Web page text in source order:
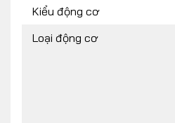
Kiểu động cơ
Loại động cơ